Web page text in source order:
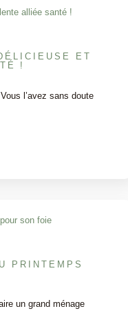
ET
!
l’avez sans doute
PRINTEMPS
un grand ménage